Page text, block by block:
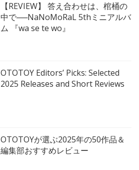
【REVIEW】 答え合わせは、棺桶の
中で──NaNoMoRaL 5thミニアルバ
ム 『wa se te wo』
OTOTOY Editors’ Picks: Selected
2025 Releases and Short Reviews
OTOTOYが選ぶ2025年の50作品＆
編集部おすすめレビュー